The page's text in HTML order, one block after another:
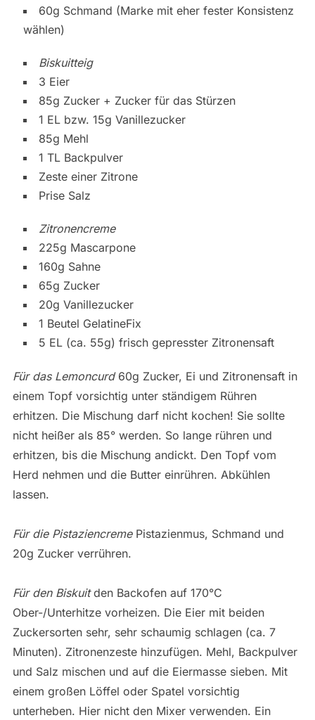
60g Schmand (Marke mit eher fester Konsistenz
wählen)
Biskuitteig
3 Eier
85g Zucker + Zucker für das Stürzen
1 EL bzw. 15g Vanillezucker
85g Mehl
1 TL Backpulver
Zeste einer Zitrone
Prise Salz
Zitronencreme
225g Mascarpone
160g Sahne
65g Zucker
20g Vanillezucker
1 Beutel GelatineFix
5 EL (ca. 55g) frisch gepresster Zitronensaft
Für das Lemoncurd60g Zucker, Ei und Zitronensaft in
einem Topf vorsichtig unter ständigem Rühren
erhitzen. Die Mischung darf nicht kochen! Sie sollte
nicht heißer als 85° werden. So lange rühren und
erhitzen, bis die Mischung andickt. Den Topf vom
Herd nehmen und die Butter einrühren. Abkühlen
lassen.
Für die PistaziencremePistazienmus, Schmand und
20g Zucker verrühren.
Für den Biskuitden Backofen auf 170°C
Ober-/Unterhitze vorheizen. Die Eier mit beiden
Zuckersorten sehr, sehr schaumig schlagen (ca. 7
Minuten). Zitronenzeste hinzufügen. Mehl, Backpulver
und Salz mischen und auf die Eiermasse sieben. Mit
einem großen Löffel oder Spatel vorsichtig
unterheben. Hier nicht den Mixer verwenden. Ein